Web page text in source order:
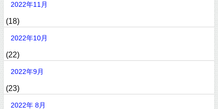
2022年11月
(18)
2022年10月
(22)
2022年9月
(23)
2022年 8月